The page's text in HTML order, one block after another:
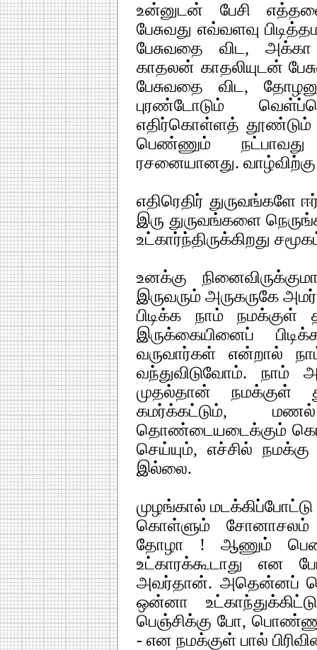
உன்னுடன் பேசி
பேசுவது எவ்வளவு
பேசுவதை விட,
காதலன் காதலியுடன்
பேசுவதை விட,
புரண்டோடும்
எதிர்கொள்ளத் தூண்டும்
பெண்ணும்
ரசனையானது. வாழ்விற்கு
எதிரெதிர்
இரு துருவங்களை
உட்கார்ந்திருக்கிறது
உனக்கு
இருவரும் அருகருகே
பிடிக்க நாம் நமக்குள்
இருக்கையினைப்
வருவார்கள் என்றால்
வந்துவிடுவோம். நாம்
முதல்தான் நமக்குள்
கமர்க்கட்டும்,
தொண்டையடைக்கும்
செய்யும், எச்சில்
இல்லை.
முழங்கால்
கொள்ளும் சோனாசலம்
தோழா ! ஆணும்
உட்காரக்கூடாது என
அவர்தான். அதென்னப்
ஒன்னா
பெஞ்சிக்கு போ,
- என நமக்குள் பால்